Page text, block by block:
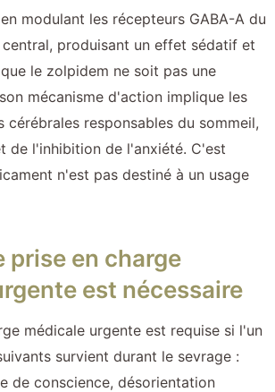
modulant les récepteurs GABA-A du
produisant un effet sédatif et
le zolpidem ne soit pas une
mécanisme d'action implique les
cérébrales responsables du sommeil,
de l'inhibition de l'anxiété. C'est
n'est pas destiné à un usage
prise en charge
est nécessaire
médicale urgente est requise si l'un
survient durant le sevrage :
de conscience, désorientation